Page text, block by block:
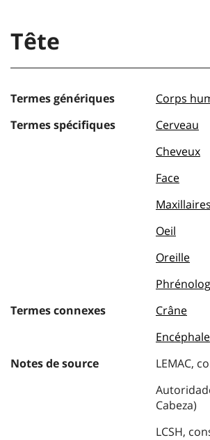
Tête
Termes génériques
Corps
Termes spécifiques
Cerveau
Cheveux
Face
Maxillaires
Oeil
Oreille
Termes connexes
Crâne
Encéphale
Notes de source
LEMAC,
Cabeza)
LCSH,